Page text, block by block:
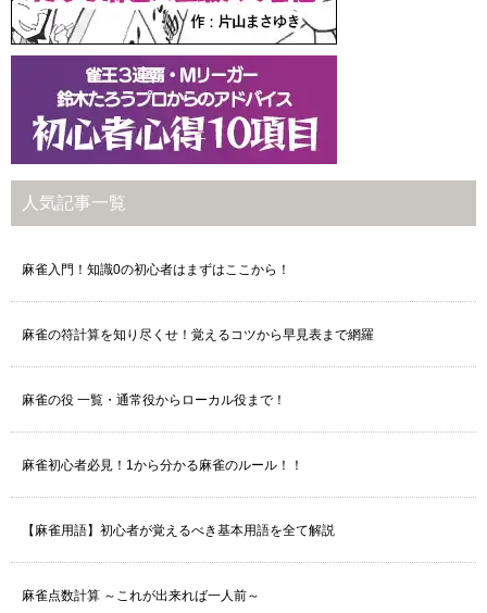
人気記事一覧
麻雀入門！知識0の初心者はまずはここから！
麻雀の符計算を知り尽くせ！覚えるコツから早見表まで網羅
麻雀の役 一覧・通常役からローカル役まで！
麻雀初心者必見！1から分かる麻雀のルール！！
【麻雀用語】初心者が覚えるべき基本用語を全て解説
麻雀点数計算 ～これが出来れば一人前～